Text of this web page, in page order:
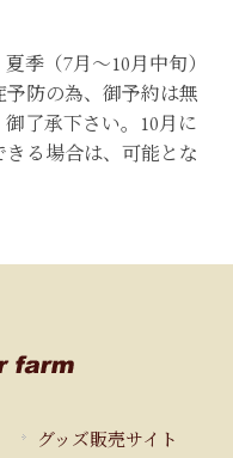
季（7月～10月中旬）
予防の為、御予約は無
了承下さい。10月に
る場合は、可能とな
グッズ販売サイト